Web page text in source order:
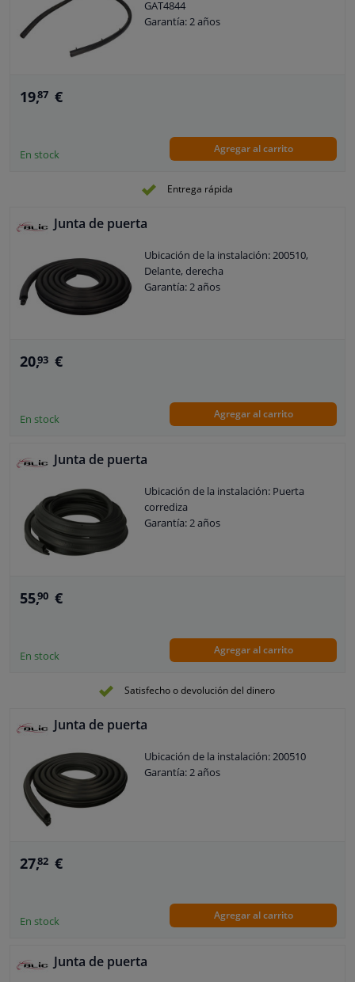
GAT4844
Garantía: 2 años
19,87 €
En stock Agregar al carrito
Entrega rápida
Junta de puerta
Ubicación de la instalación: 200510,
Delante, derecha
Garantía: 2 años
20,93 €
En stock Agregar al carrito
Junta de puerta
Ubicación de la instalación: Puerta
corrediza
Garantía: 2 años
55,90 €
En stock Agregar al carrito
Satisfecho o devolución del dinero
Junta de puerta
Ubicación de la instalación: 200510
Garantía: 2 años
27,82 €
En stock Agregar al carrito
Junta de puerta